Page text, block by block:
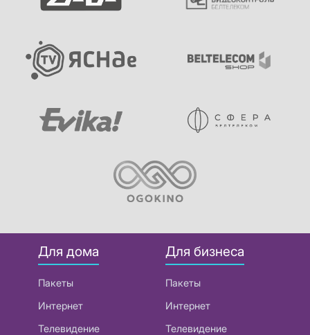
Для дома
Пакеты
Интернет
Телевидение
Для бизнеса
Пакеты
Интернет
Телевидение